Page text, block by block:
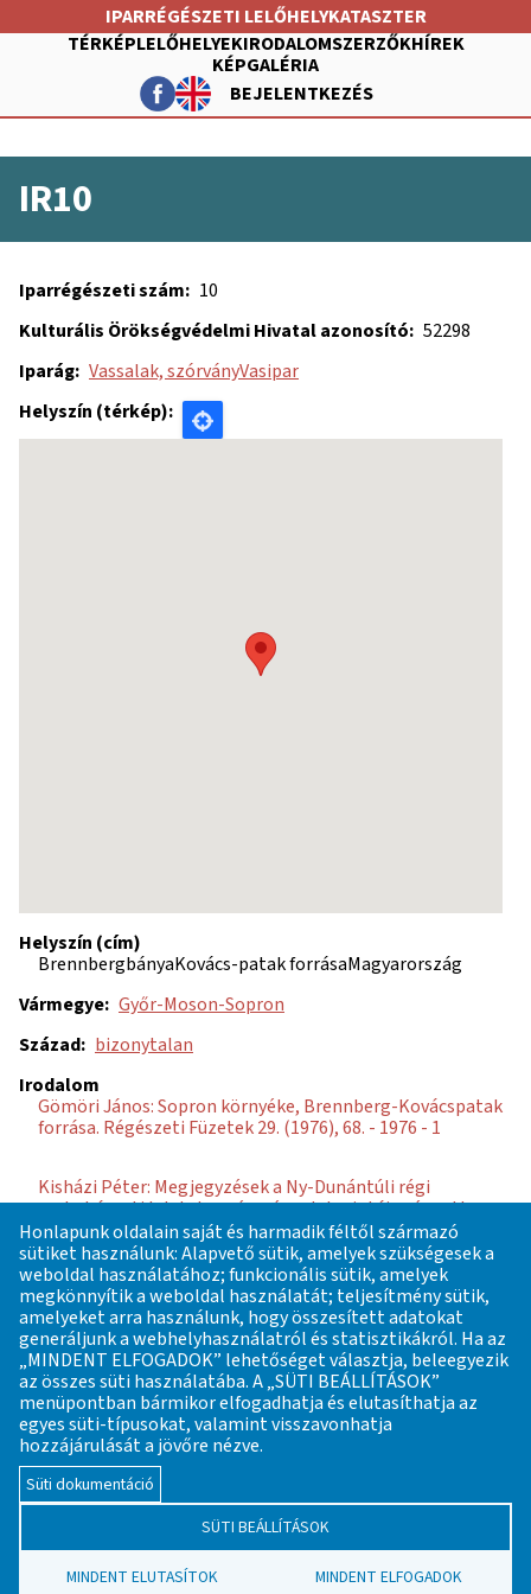
a
tartalomra
IPARRÉGÉSZETI LELŐHELYKATASZTER
FŐ
NAVIGÁCIÓ
TÉRKÉPLELŐHELYEKIRODALOMSZERZŐKHÍREK
KÉPGALÉRIA
FELHASZNÁLÓI
MENÜJE
BEJELENTKEZÉS
IR10
Iparrégészeti szám
10
Kulturális Örökségvédelmi Hivatal azonosító 52298
Iparág Vassalak, szórványVasipar
Helyszín (térkép)
Helyszín (cím)
BrennbergbányaKovács-patak forrásaMagyarország
Vármegye Győr-Moson-Sopron
Század bizonytalan
Irodalom
Gömöri János: Sopron környéke, Brennberg-Kovácspatak
forrása. Régészeti Füzetek 29. (1976), 68. - 1976 - 1
Kisházi Péter: Megjegyzések a Ny-Dunántúli régi
vaskohászati leletek vasérc- és salakmintáin végzett
végzett röntgen-diffraktométeres vizsgálatok
eredményeihez. Arrabona 19-20. - 1978 - 169-175.
IPARRÉGÉSZETI LELŐHELYKATASZTER
AZ ŐSKORTÓL A 18. SZÁZADIG
Alapító főszerkesztő: Gömöri János, az MTA VEAB
Iparrégészeti és Archeometriai Munkabizottság korábbi
Email:mta.veab.iparreg.archeometr@gmail.com
Kapcsolat
Honlapunk oldalain saját és harmadik féltől származó
sütiket használunk: Alapvető sütik, amelyek szükségesek a
weboldal használatához; funkcionális sütik, amelyek
megkönnyítik a weboldal használatát; teljesítmény sütik,
amelyeket arra használunk, hogy összesített adatokat
generáljunk a webhelyhasználatról és statisztikákról. Ha az
„MINDENT ELFOGADOK” lehetőséget választja, beleegyezik
az összes süti használatába. A „SÜTI BEÁLLÍTÁSOK”
menüpontban bármikor elfogadhatja és elutasíthatja az
egyes süti-típusokat, valamint visszavonhatja
hozzájárulását a jövőre nézve.
Süti dokumentáció
SÜTI BEÁLLÍTÁSOK
MINDENT ELUTASÍTOK MINDENT ELFOGADOK